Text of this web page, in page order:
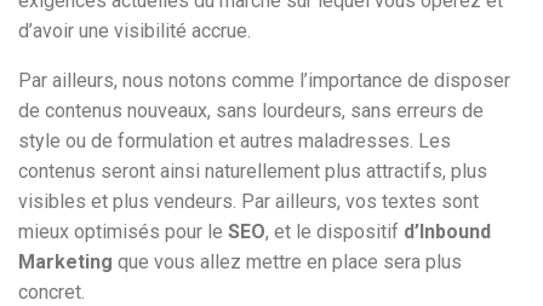
d’avoir une visibilité accrue.
Par ailleurs, nous notons comme l’importance de disposer
de contenus nouveaux, sans lourdeurs, sans erreurs de
style ou de formulation et autres maladresses. Les
contenus seront ainsi naturellement plus attractifs, plus
visibles et plus vendeurs. Par ailleurs, vos textes sont
mieux optimisés pour le SEO, et le dispositif d’Inbound
Marketing que vous allez mettre en place sera plus
concret.